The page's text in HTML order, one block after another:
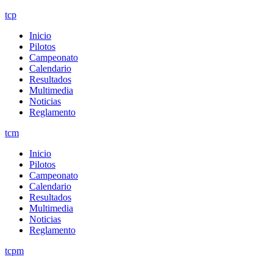
tcp
Inicio
Pilotos
Campeonato
Calendario
Resultados
Multimedia
Noticias
Reglamento
tcm
Inicio
Pilotos
Campeonato
Calendario
Resultados
Multimedia
Noticias
Reglamento
tcpm